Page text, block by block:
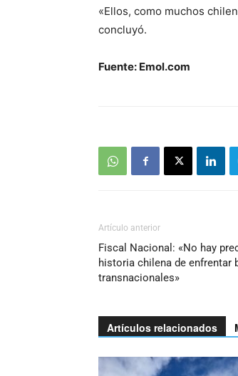
«Ellos, como muchos
concluyó.
Fuente: Emol.com
Artículo anterior
Fiscal Nacional: «No hay
historia chilena de enfrentar
transnacionales»
Artículos relacionados